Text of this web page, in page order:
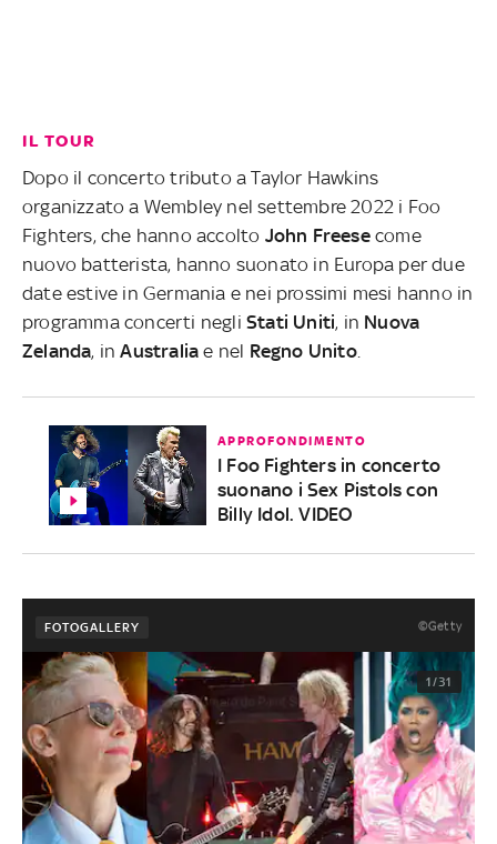
IL TOUR
Dopo il concerto tributo a Taylor Hawkins
organizzato a Wembley nel settembre 2022 i Foo
Fighters, che hanno accolto John Freesecome
nuovo batterista, hanno suonato in Europa per due
date estive in Germania e nei prossimi mesi hanno in
programma concerti negli Stati Uniti, in Nuova
Zelanda, inAustralia e nel Regno Unito.
APPROFONDIMENTO
I Foo Fighters in concerto
suonano i Sex Pistols con
Billy Idol. VIDEO
FOTOGALLERY ©Getty
1/31